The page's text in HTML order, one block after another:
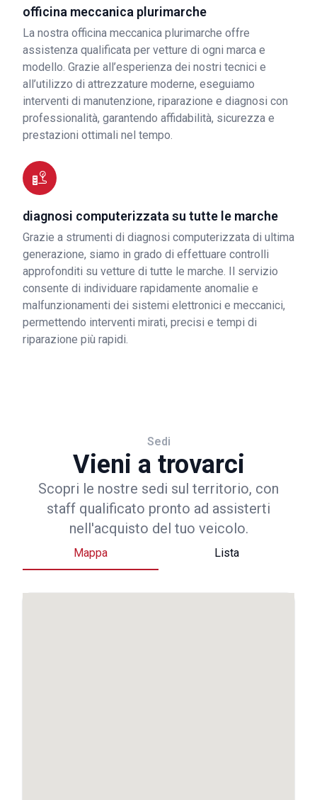
officina meccanica plurimarche
La nostra officina meccanica plurimarche offre
assistenza qualificata per vetture di ogni marca e
modello. Grazie all’esperienza dei nostri tecnici e
all’utilizzo di attrezzature moderne, eseguiamo
interventi di manutenzione, riparazione e diagnosi con
professionalità, garantendo affidabilità, sicurezza e
prestazioni ottimali nel tempo.
diagnosi computerizzata su tutte le marche
Grazie a strumenti di diagnosi computerizzata di ultima
generazione, siamo in grado di effettuare controlli
approfonditi su vetture di tutte le marche. Il servizio
consente di individuare rapidamente anomalie e
malfunzionamenti dei sistemi elettronici e meccanici,
permettendo interventi mirati, precisi e tempi di
riparazione più rapidi.
Sedi
Vieni a trovarci
Scopri le nostre sedi sul territorio, con
staff qualificato pronto ad assisterti
nell'acquisto del tuo veicolo.
Mappa Lista